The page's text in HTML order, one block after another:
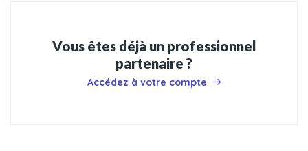
Vous êtes déjà un professionnel
partenaire ?
Accédez à votre compte